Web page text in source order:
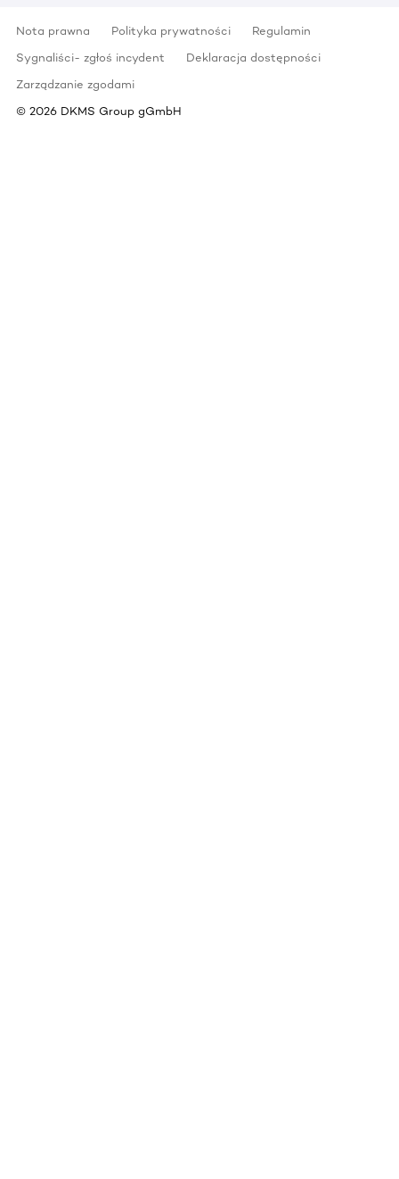
Nota prawna Polityka prywatności
Regulamin
Sygnaliści- zgłoś incydent
Deklaracja dostępności
Zarządzanie zgodami
© 2026 DKMS Group gGmbH